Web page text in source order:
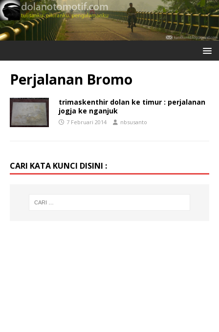
Perjalanan Bromo
trimaskenthir dolan ke timur : perjalanan
jogja ke nganjuk
7 Februari 2014 nbsusanto
CARI KATA KUNCI DISINI :